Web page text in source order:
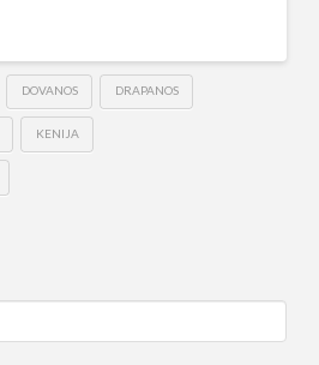
DOVANOS DRAPANOS
KENIJA